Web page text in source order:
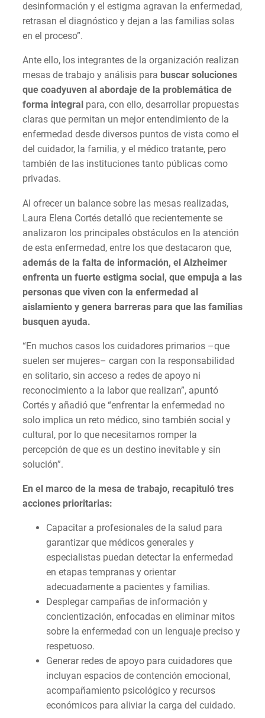
desinformación y el estigma agravan la enfermedad,
retrasan el diagnóstico y dejan a las familias solas
en el proceso”.
Ante ello, los integrantes de la organización realizan
mesas de trabajo y análisis para buscar soluciones
que coadyuven al abordaje de la problemática de
forma integral para, con ello, desarrollar propuestas
claras que permitan un mejor entendimiento de la
enfermedad desde diversos puntos de vista como el
del cuidador, la familia, y el médico tratante, pero
también de las instituciones tanto públicas como
privadas.
Al ofrecer un balance sobre las mesas realizadas,
Laura Elena Cortés detalló que recientemente se
analizaron los principales obstáculos en la atención
de esta enfermedad, entre los que destacaron que,
además de la falta de información, el Alzheimer
enfrenta un fuerte estigma social, que empuja a las
personas que viven con la enfermedad al
aislamiento y genera barreras para que las familias
busquen ayuda.
“En muchos casos los cuidadores primarios –que
suelen ser mujeres– cargan con la responsabilidad
en solitario, sin acceso a redes de apoyo ni
reconocimiento a la labor que realizan”, apuntó
Cortés y añadió que “enfrentar la enfermedad no
solo implica un reto médico, sino también social y
cultural, por lo que necesitamos romper la
percepción de que es un destino inevitable y sin
solución”.
En el marco de la mesa de trabajo, recapituló tres
acciones prioritarias:
Capacitar a profesionales de la salud para
garantizar que médicos generales y
especialistas puedan detectar la enfermedad
en etapas tempranas y orientar
adecuadamente a pacientes y familias.
Desplegar campañas de información y
concientización, enfocadas en eliminar mitos
sobre la enfermedad con un lenguaje preciso y
respetuoso.
Generar redes de apoyo para cuidadores que
incluyan espacios de contención emocional,
acompañamiento psicológico y recursos
económicos para aliviar la carga del cuidado.